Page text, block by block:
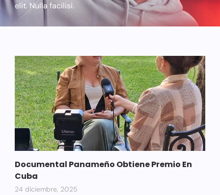
elit. Nulla facilisi.
Documental Panameño Obtiene Premio En
Cuba
24 diciembre, 2025